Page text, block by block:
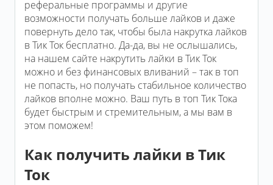
реферальные программы и другие
возможности получать больше лайков и даже
повернуть дело так, чтобы была накрутка лайков
в Тик Ток бесплатно. Да-да, вы не ослышались,
на нашем сайте накрутить лайки в Тик Ток
можно и без финансовых вливаний – так в топ
не попасть, но получать стабильное количество
лайков вполне можно. Ваш путь в топ Тик Тока
будет быстрым и стремительным, а мы вам в
этом поможем!
Как получить лайки в Тик
Ток